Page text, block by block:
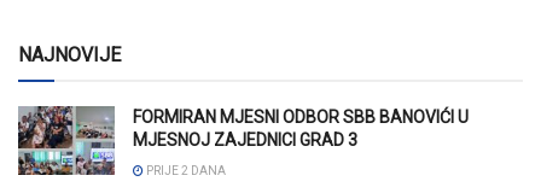
NAJNOVIJE
FORMIRAN MJESNI ODBOR SBB BANOVIĆI U
MJESNOJ ZAJEDNICI GRAD 3
PRIJE 2 DANA